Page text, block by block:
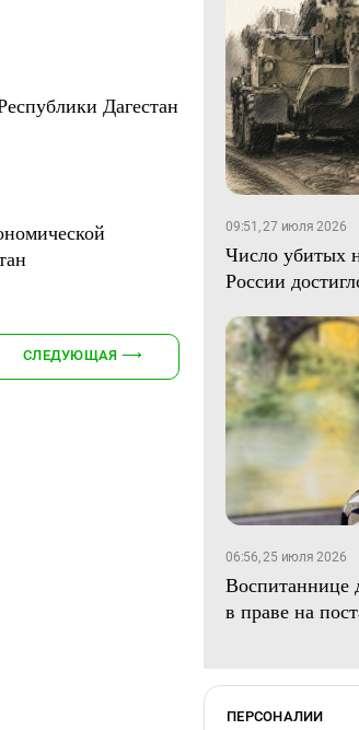
Дагестан
СЛЕДУЮЩАЯ ⟶
09:51, 27 июля 2026
Число убитых
России
06:56, 25 июля 2026
Воспитаннице
в праве на
ПЕРСОНАЛИИ